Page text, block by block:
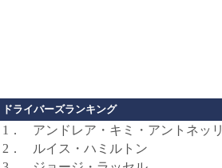
ドライバーズランキング
1． アンドレア・キミ・アントネッリ
2．
ルイス・ハミルトン